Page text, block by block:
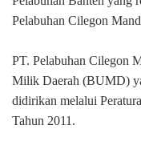
Pelabuhan Cilegon
PT. Pelabuhan Cilegon
Milik Daerah (BUMD)
didirikan melalui
Tahun 2011.